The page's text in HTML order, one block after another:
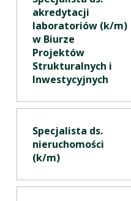
akredytacji
laboratoriów (k/m)
w Biurze
Projektów
Strukturalnych i
Inwestycyjnych
Specjalista ds.
nieruchomości
(k/m)